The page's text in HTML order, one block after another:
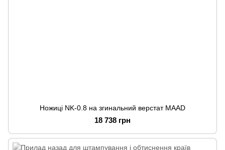
Ножиці NK-0.8 на згинальний верстат MAAD
18 738 грн